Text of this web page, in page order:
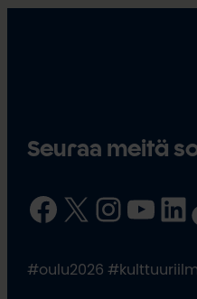
Seuraa meitä
Facebook X InstagramYouTube LinkedIn
#oulu2026